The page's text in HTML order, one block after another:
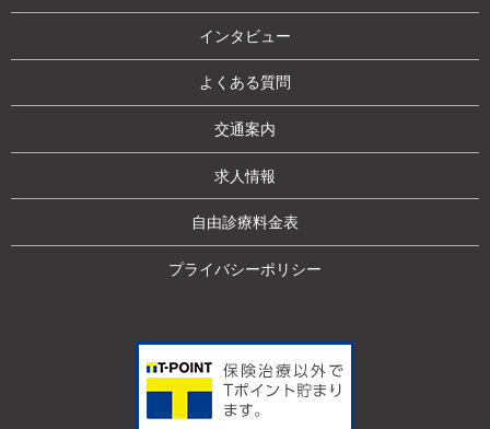
インタビュー
よくある質問
交通案内
求人情報
自由診療料金表
プライバシーポリシー